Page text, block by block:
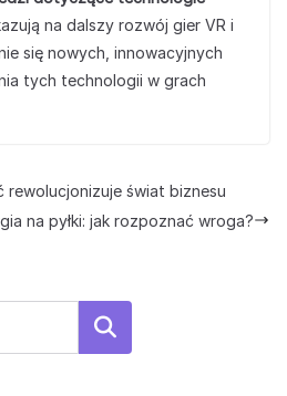
na dalszy rozwój gier VR i
się nowych, innowacyjnych
tych technologii w grach
świat biznesu
na pyłki: jak rozpoznać wroga?
Szukaj